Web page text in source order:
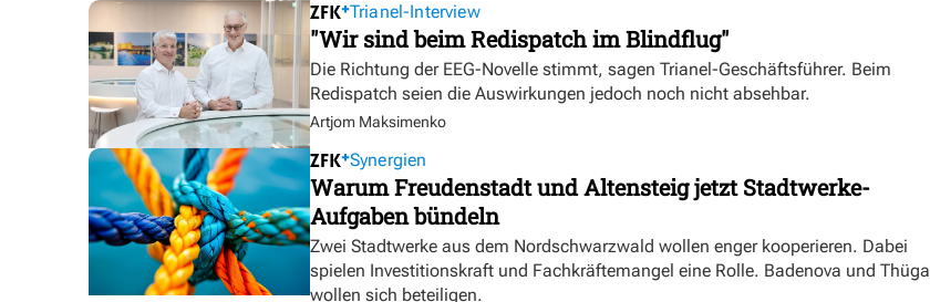
Trianel-Interview
"Wir sind beim Redispatch im Blindflug"
Die Richtung der EEG-Novelle stimmt, sagen Trianel-Geschäftsführer. Beim
Redispatch seien die Auswirkungen jedoch noch nicht absehbar.
Artjom Maksimenko
Synergien
Warum Freudenstadt und Altensteig jetzt Stadtwerke-
Aufgaben bündeln
Zwei Stadtwerke aus dem Nordschwarzwald wollen enger kooperieren. Dabei
spielen Investitionskraft und Fachkräftemangel eine Rolle. Badenova und Thüga
wollen sich beteiligen.